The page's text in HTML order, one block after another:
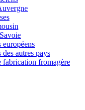
européens
autres pays
fabrication fromagère